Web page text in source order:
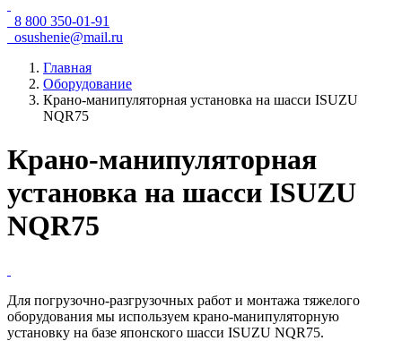
8 800 350-01-91
osushenie@mail.ru
Главная
Оборудование
Крано-манипуляторная установка на шасси ISUZU
NQR75
Крано-манипуляторная
установка на шасси ISUZU
NQR75
Для погрузочно-разгрузочных работ и монтажа тяжелого
оборудования мы используем крано-манипуляторную
установку на базе японского шасси ISUZU NQR75.